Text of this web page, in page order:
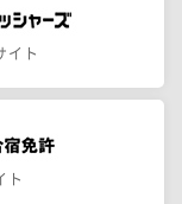
イト
ト